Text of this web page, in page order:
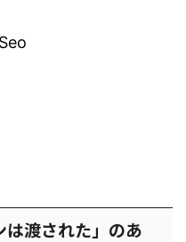
は渡された」のあ